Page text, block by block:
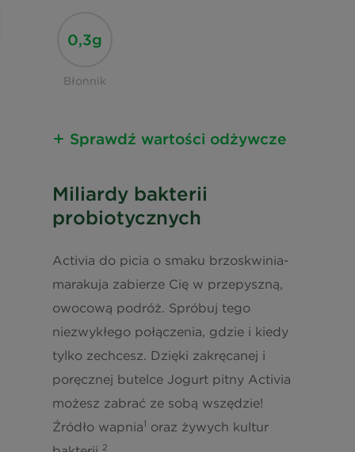
0,3g
Błonnik
Sprawdź wartości odżywcze
odżywczych
Kalorie
Tłuszcz 1,2 g
w tym kwasy nasycone 0,8 g
Węglowodany 9,9 g
w tym cukry
Miliardy bakterii
probiotycznych
Activia do picia o smaku brzoskwinia-
marakuja zabierze Cię w przepyszną,
owocową podróż. Spróbuj tego
niezwykłego połączenia, gdzie i kiedy
tylko zechcesz. Dzięki zakręcanej i
poręcznej butelce Jogurt pitny Activia
możesz zabrać ze sobą wszędzie!
Źródło wapnia1 oraz żywych kultur
2